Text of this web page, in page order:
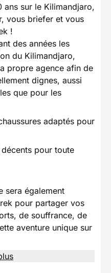
ans sur le Kilimandjaro,
vous briefer et vous
!
des années les
du Kilimandjaro,
propre agence afin de
dignes, aussi
que pour les
adaptés pour
pour toute
sera également
pour partager vos
de souffrance, de
aventure unique sur